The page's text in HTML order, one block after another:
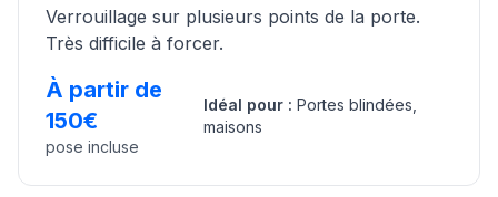
Verrouillage sur plusieurs points de la porte.
Très difficile à forcer.
À partir de
150€
pose incluse
Idéal pour : Portes blindées,
maisons